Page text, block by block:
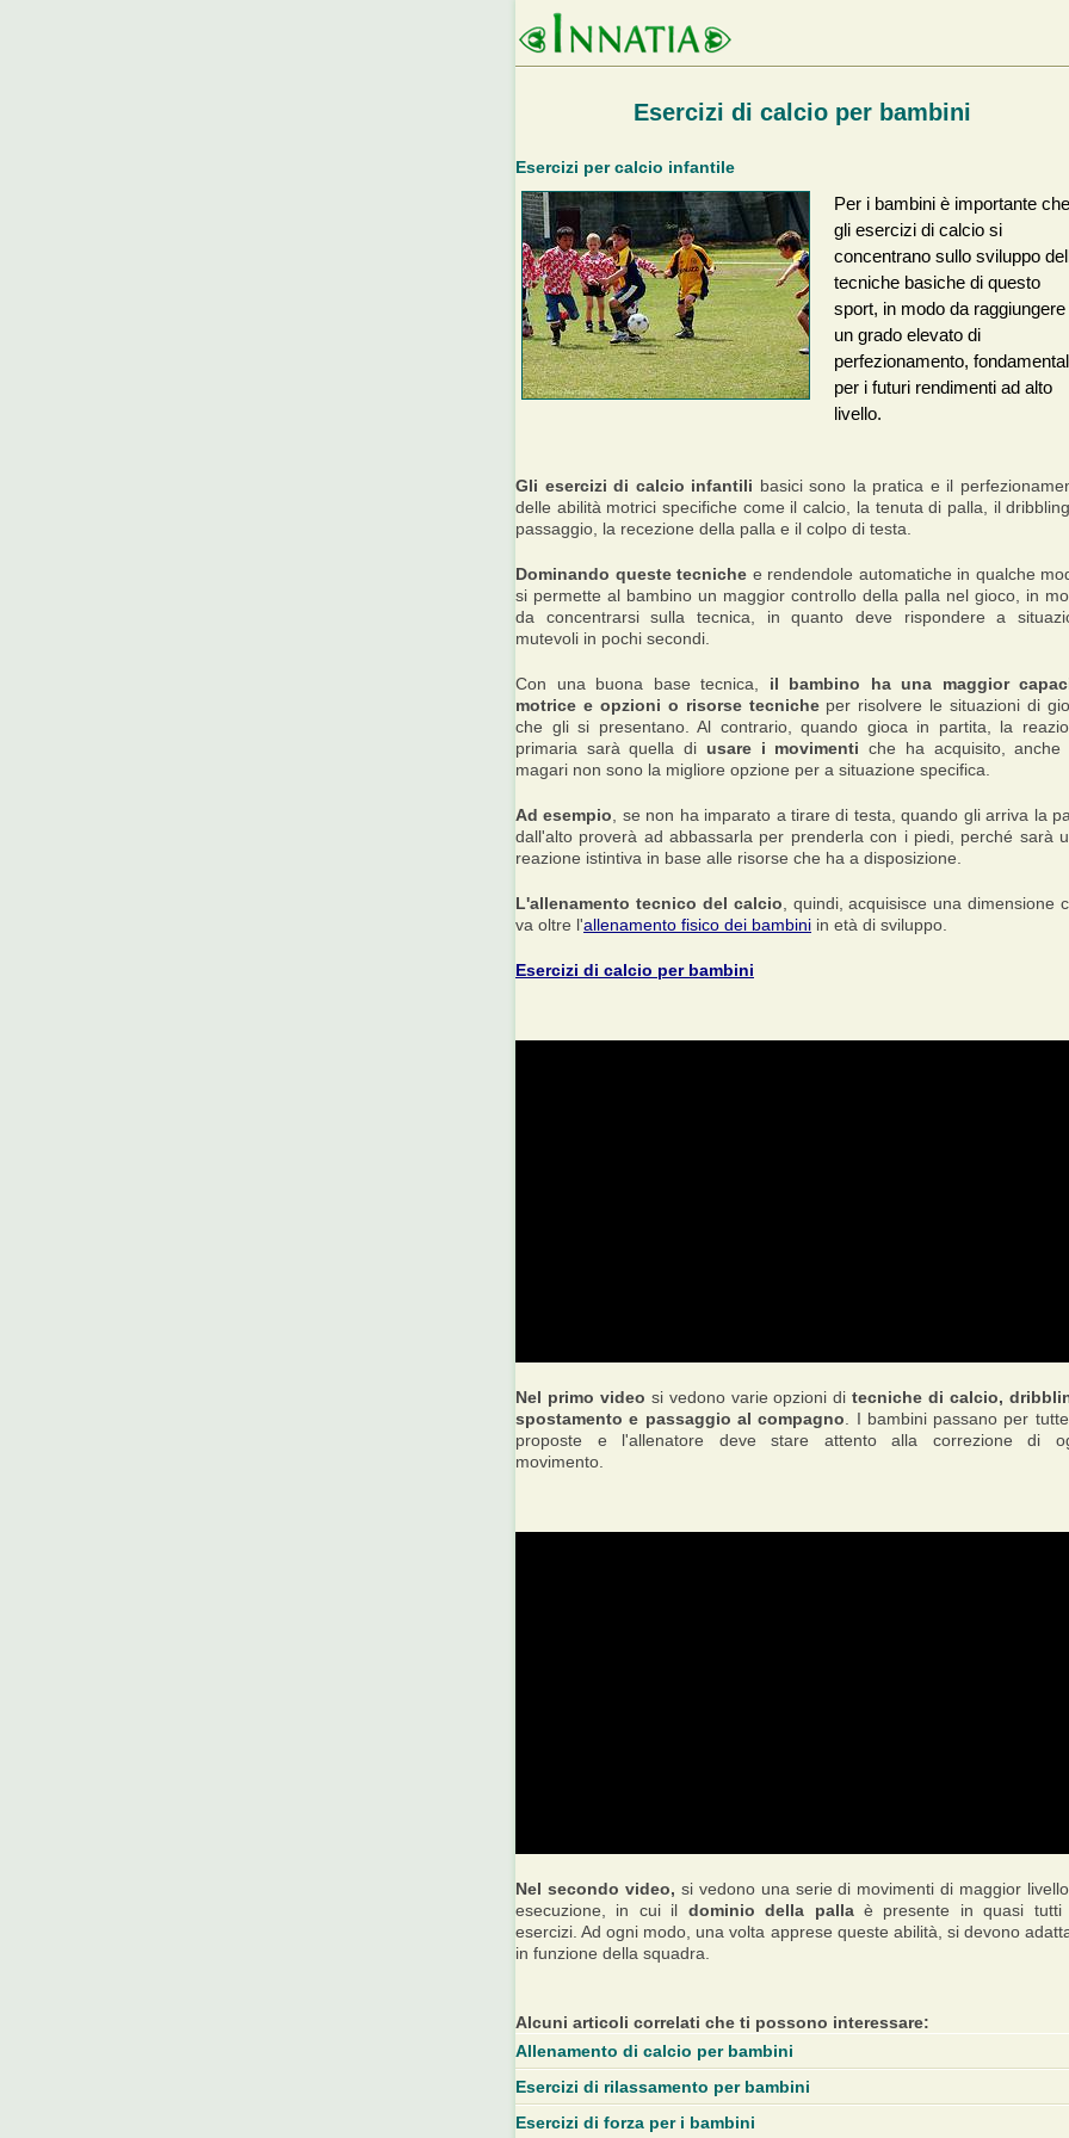
Esercizi di calcio per bambini
Esercizi per calcio infantile
Per i bambini è importante che
gli esercizi di calcio si
concentrano sullo sviluppo
tecniche basiche di questo
sport, in modo da raggiungere
un grado elevato di
perfezionamento,
per i futuri rendimenti ad alto
livello.
Gli esercizi di calcio infantili basici sono la pratica e il
delle abilità motrici specifiche come il calcio, la tenuta di palla, il
passaggio, la recezione della palla e il colpo di testa.
Dominando queste tecniche e rendendole automatiche in qualche
si permette al bambino un maggior controllo della palla nel gioco, in
da concentrarsi sulla tecnica, in quanto deve rispondere a
mutevoli in pochi secondi.
Con una buona base tecnica, il bambino ha una maggior
motrice e opzioni o risorse tecniche per risolvere le situazioni di
che gli si presentano. Al contrario, quando gioca in partita, la
primaria sarà quella di usare i movimentiche ha acquisito, anche
magari non sono la migliore opzione per a situazione specifica.
Ad esempio , se non ha imparato a tirare di testa, quando gli arriva la
dall'alto proverà ad abbassarla per prenderla con i piedi, perché sarà
reazione istintiva in base alle risorse che ha a disposizione.
L'allenamento tecnico del calcio , quindi, acquisisce una dimensione
va oltre l'allenamento fisico dei bambini in età di sviluppo.
Esercizi di calcio per bambini
Nel primo video si vedono varie opzioni ditecniche di calcio,
spostamento e passaggio al compagno . I bambini passano per
proposte e l'allenatore deve stare attento alla correzione di
movimento.
Nel secondo video, si vedono una serie di movimenti di maggior
esecuzione, in cui il dominio della pallaè presente in quasi tutti
esercizi. Ad ogni modo, una volta apprese queste abilità, si devono
in funzione della squadra.
Alcuni articoli correlati che ti possono interessare:
Allenamento di calcio per bambini
Esercizi di rilassamento per bambini
Esercizi di forza per i bambini